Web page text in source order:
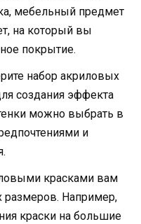
мебельный предмет
на который вы
покрытие.
набор акриловых
создания эффекта
можно выбрать в
и
красками вам
размеров. Например,
краски на большие